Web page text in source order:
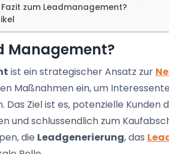
zum Leadmanagement?
Management?
ist ein strategischer Ansatz zur
Maßnahmen ein, um
Das Ziel ist es, potenzielle
und schlussendlich zum
die Leadgenerierung, das